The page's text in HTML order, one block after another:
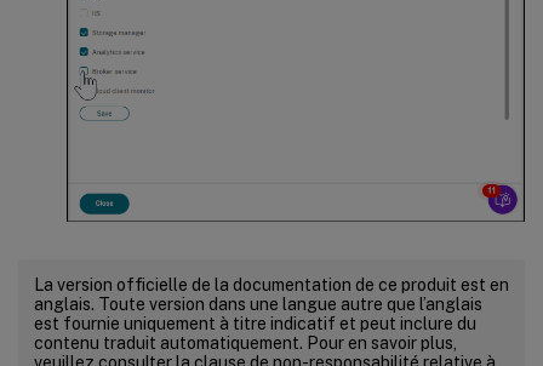
La version officielle de la documentation de ce produit est en
anglais. Toute version dans une langue autre que l’anglais
est fournie uniquement à titre indicatif et peut inclure du
contenu traduit automatiquement. Pour en savoir plus,
veuillez consulter la clause de non-responsabilité relative à